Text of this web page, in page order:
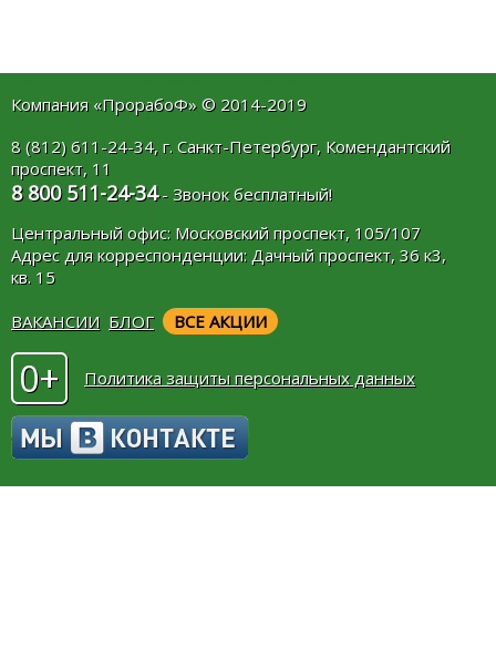
Компания «ПрорабоФ» © 2014-2019
8 (812) 611-24-34, г. Санкт-Петербург, Комендантский
проспект, 11
8 800 511-24-34- Звонок бесплатный!
Центральный офис: Московский проспект, 105/107
Адрес для корреспонденции: Дачный проспект, 36 к3,
кв. 15
ВАКАНСИИ БЛОГ ВСЕ АКЦИИ
0+ Политика защиты персональных данных